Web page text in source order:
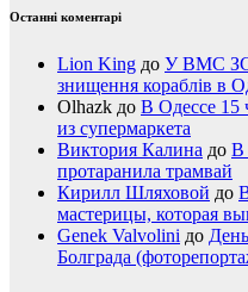
Останні коментарі
Lion King до У ВМС
знищення кораблів в
Olhazk до В Одессе 15
из супермаркета
Виктория Калина до В
протаранила трамвай
Кирилл Шляховой до
мастерицы, которая
Genek Valvolini до
Болграда